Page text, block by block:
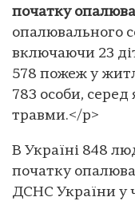
початку
опалювального
включаючи 23
578 пожеж у
783 особи,
травми.</p>
В Україні 848
початку
ДСНС України у